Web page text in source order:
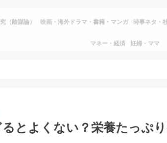
（陰謀論） 映画・海外ドラマ・書籍・マンガ 時事ネタ・
マネー・経済 妊婦・ママ
とよくない？栄養たっぷ